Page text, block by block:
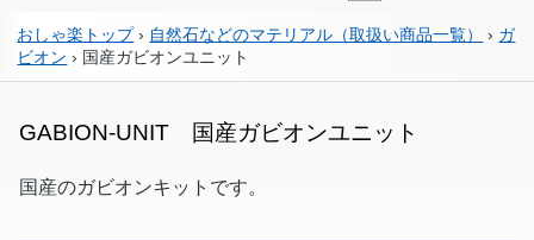
おしゃ楽トップ› 自然石などのマテリアル（取扱い商品一覧） › ガ
ビオン › 国産ガビオンユニット
GABION-UNIT 国産ガビオンユニット
国産のガビオンキットです。